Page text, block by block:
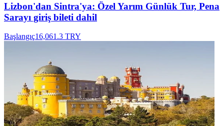
Lizbon'dan Sintra'ya: Özel Yarım Günlük Tur, Pena
Sarayı giriş bileti dahil
Başlangıç16,061.3 TRY